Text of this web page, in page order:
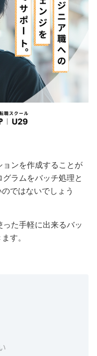
ンを作成することが
ラムをバッチ処理と
ではないでしょう
た手軽に出来るバッ
す。